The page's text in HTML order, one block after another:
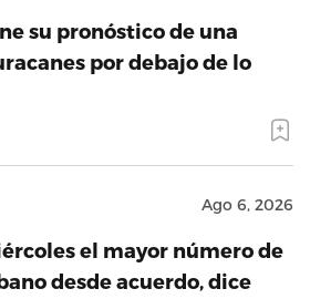
su pronóstico de una
por debajo de lo
Ago 6, 2026
el mayor número de
desde acuerdo, dice